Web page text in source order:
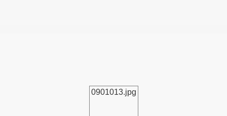
0901013.jpg